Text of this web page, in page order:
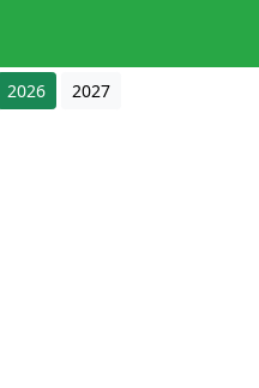
2026 2027